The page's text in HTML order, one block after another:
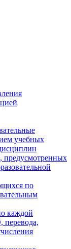
учебных
предусмотренных
по
каждой
перевода,